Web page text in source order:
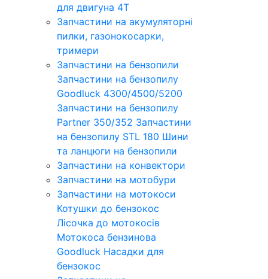
для двигуна 4Т
Запчастини на акумуляторні
пилки, газонокосарки,
тримери
Запчастини на бензопили
Запчастини на бензопилу
Goodluck 4300/4500/5200
Запчастини на бензопилу
Partner 350/352 Запчастини
на бензопилу STL 180 Шини
та ланцюги на бензопили
Запчастини на конвектори
Запчастини на мотобури
Запчастини на мотокоси
Котушки до бензокос
Лісочка до мотокосів
Мотокоса бензинова
Goodluck Насадки для
бензокос